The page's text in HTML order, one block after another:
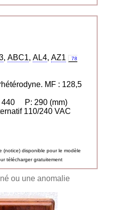
, ABC1, AL4, AZ1
78
MF : 128,5
P: 290 (mm)
110/240 VAC
(notice) disponible pour le modèle
télécharger gratuitement
ou une anomalie